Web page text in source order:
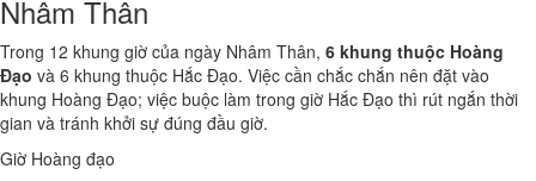
Nhâm Thân
Trong 12 khung giờ của ngày Nhâm Thân, 6 khung thuộc Hoàng
Đạo và 6 khung thuộc Hắc Đạo. Việc cần chắc chắn nên đặt vào
khung Hoàng Đạo; việc buộc làm trong giờ Hắc Đạo thì rút ngắn thời
gian và tránh khởi sự đúng đầu giờ.
Giờ Hoàng đạo